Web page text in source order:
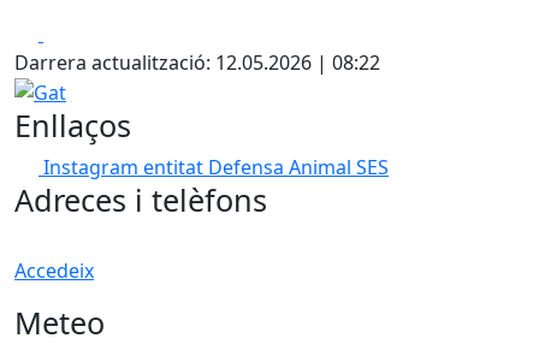
Darrera actualització: 12.05.2026 | 08:22
Gat
Enllaços
Instagram entitat Defensa Animal SES
Adreces i telèfons
Accedeix
Meteo